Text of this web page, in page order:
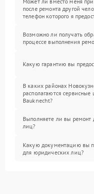
после ремонта другой
телефон которого я
Возможно ли получать
процессе выполнения
Какую гарантию вы
В каких районах
располагаются сервисные
Bauknecht?
Выполняете ли вы ремонт
лиц?
Какую документацию вы
для юридических лиц?